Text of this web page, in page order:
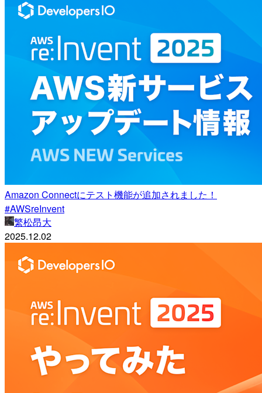
Amazon Connectにテスト機能が追加されました！
#AWSreInvent
繁松昂大
2025.12.02